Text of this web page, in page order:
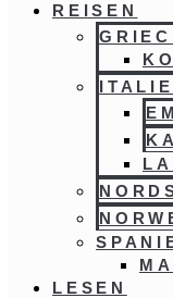
REISEN
LESEN